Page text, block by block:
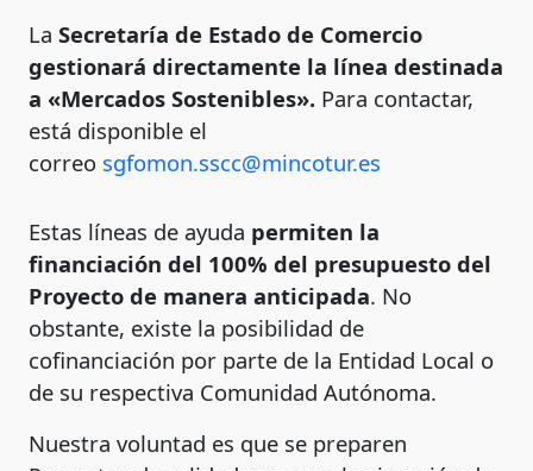
La Secretaría de Estado de Comercio
gestionará directamente la línea destinada
a «Mercados Sostenibles». Para contactar,
está disponible el
correo sgfomon.sscc@mincotur.es
Estas líneas de ayuda permiten la
financiación del 100% del presupuesto del
Proyecto de manera anticipada. No
obstante, existe la posibilidad de
cofinanciación por parte de la Entidad Local o
de su respectiva Comunidad Autónoma.
Nuestra voluntad es que se preparen